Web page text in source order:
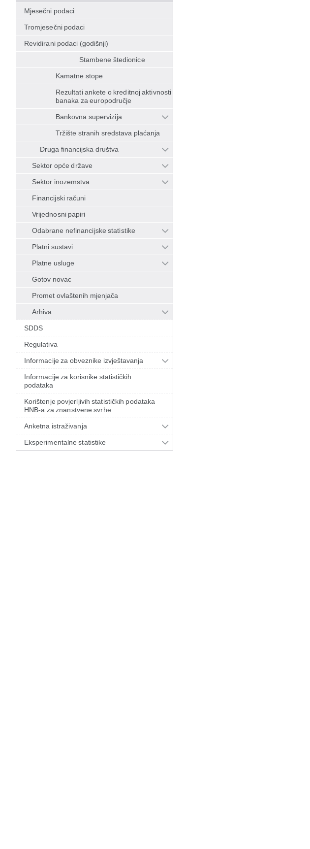
Mjesečni podaci
Tromjesečni podaci
Revidirani podaci (godišnji)
Stambene štedionice
Kamatne stope
Rezultati ankete o kreditnoj aktivnosti
banaka za europodručje
Bankovna supervizija
Tržište stranih sredstava plaćanja
Druga financijska društva
Sektor opće države
Sektor inozemstva
Financijski računi
Vrijednosni papiri
Odabrane nefinancijske statistike
Platni sustavi
Platne usluge
Gotov novac
Promet ovlaštenih mjenjača
Arhiva
SDDS
Regulativa
Informacije za obveznike izvještavanja
Informacije za korisnike statističkih
podataka
Korištenje povjerljivih statističkih podataka
HNB-a za znanstvene svrhe
Anketna istraživanja
Eksperimentalne statistike